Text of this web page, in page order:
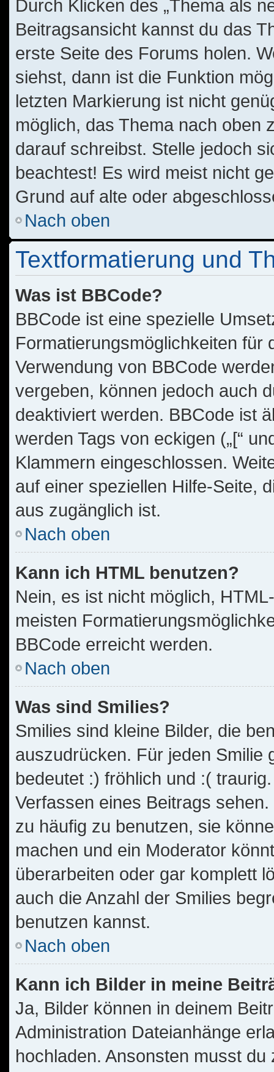
Durch Klicken des „Thema als
Beitragsansicht kannst du das
erste Seite des Forums holen.
siehst, dann ist die Funktion
letzten Markierung ist nicht
möglich, das Thema nach oben
darauf schreibst. Stelle jedoch
beachtest! Es wird meist nicht
Grund auf alte oder
Nach oben
Textformatierung und
Was ist BBCode?
BBCode ist eine spezielle
Formatierungsmöglichkeiten für
Verwendung von BBCode
vergeben, können jedoch auch
deaktiviert werden. BBCode ist
werden Tags von eckigen („[“
Klammern eingeschlossen.
auf einer speziellen Hilfe-Seite,
aus zugänglich ist.
Nach oben
Kann ich HTML benutzen?
Nein, es ist nicht möglich,
meisten
BBCode erreicht werden.
Nach oben
Was sind Smilies?
Smilies sind kleine Bilder, die
auszudrücken. Für jeden Smilie
bedeutet :) fröhlich und :(
Verfassen eines Beitrags
zu häufig zu benutzen, sie
machen und ein Moderator
überarbeiten oder gar komplett
auch die Anzahl der Smilies
benutzen kannst.
Nach oben
Kann ich Bilder in meine
Ja, Bilder können in deinem
Administration Dateianhänge
hochladen. Ansonsten musst